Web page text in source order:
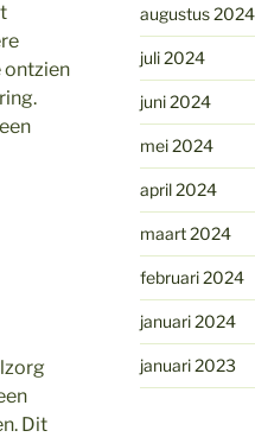
ontzien
Dit
augustus 2024
juli 2024
juni 2024
mei 2024
april 2024
maart 2024
februari 2024
januari 2024
januari 2023